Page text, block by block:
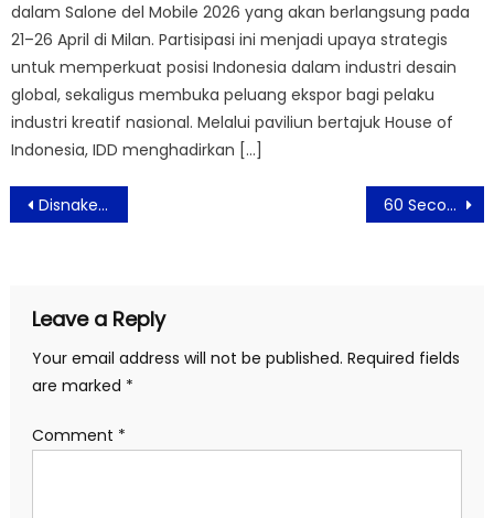
dalam Salone del Mobile 2026 yang akan berlangsung pada
21–26 April di Milan. Partisipasi ini menjadi upaya strategis
untuk memperkuat posisi Indonesia dalam industri desain
global, sekaligus membuka peluang ekspor bagi pelaku
industri kreatif nasional. Melalui paviliun bertajuk House of
Indonesia, IDD menghadirkan […]
Post
navigation
Disnaker Kota Bekasi Gandeng Horison Hotels Cetak SDM Siap Industri Lewat Pelatihan Berbasis Kompetensi 60 Seconds to Tokyo Hadir di favehotel PGC Cililitan, Ren & Reina Siap Sambut Pecinta Kuliner Jepang
Leave a Reply
Your email address will not be published. Required fields
are marked *
Comment *